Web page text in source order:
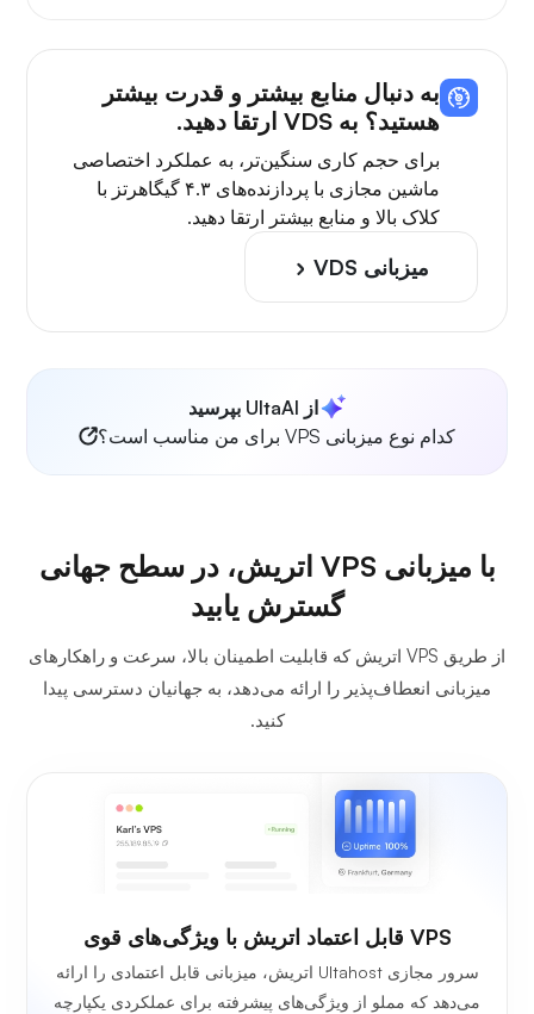
به دنبال منابع بیشتر و قدرت بیشتر
هستید؟ به VDS ارتقا دهید.
برای حجم کاری سنگین‌تر، به عملکرد اختصاصی
ماشین مجازی با پردازنده‌های ۴.۳ گیگاهرتز با
کلاک بالا و منابع بیشتر ارتقا دهید.
میزبانی VDS
از UltaAI بپرسید
کدام نوع میزبانی VPS برای من مناسب است؟
با میزبانی VPS اتریش، در سطح جهانی
گسترش یابید
از طریق VPS اتریش که قابلیت اطمینان بالا، سرعت و راهکارهای
میزبانی انعطاف‌پذیر را ارائه می‌دهد، به جهانیان دسترسی پیدا
کنید.
VPS قابل اعتماد اتریش با ویژگی‌های قوی
سرور مجازی Ultahost اتریش، میزبانی قابل اعتمادی را ارائه
می‌دهد که مملو از ویژگی‌های پیشرفته برای عملکردی یکپارچه